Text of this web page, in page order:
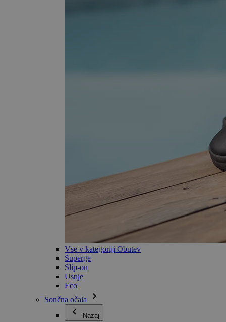
Vse v kategoriji Obutev
Superge
Slip-on
Usnje
Eco
Sončna očala
Nazaj